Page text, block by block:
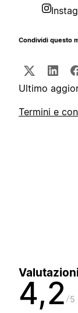
Condividi questo
Ultimo
Termini e
4,2 5